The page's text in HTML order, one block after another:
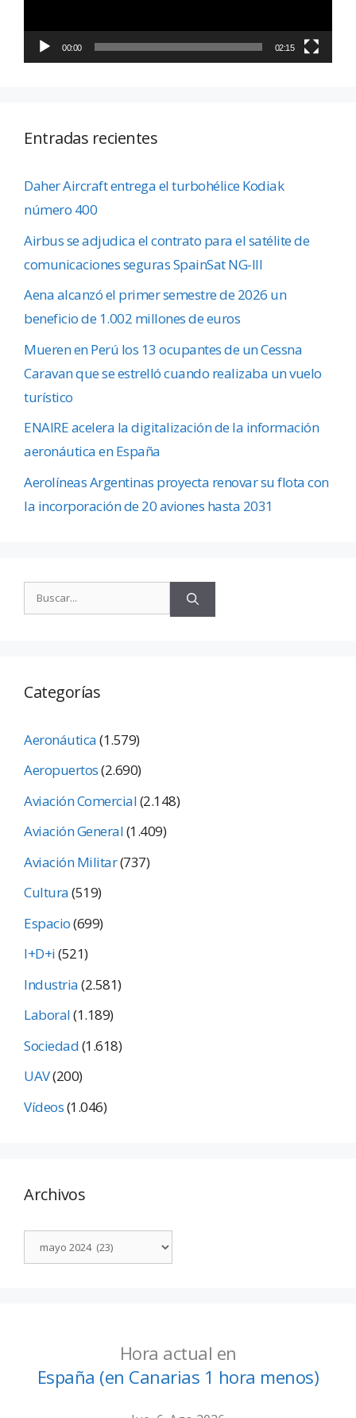
00:00 02:15
Entradas recientes
Daher Aircraft entrega el turbohélice Kodiak
número 400
Airbus se adjudica el contrato para el satélite de
comunicaciones seguras SpainSat NG-III
Aena alcanzó el primer semestre de 2026 un
beneficio de 1.002 millones de euros
Mueren en Perú los 13 ocupantes de un Cessna
Caravan que se estrelló cuando realizaba un vuelo
turístico
ENAIRE acelera la digitalización de la información
aeronáutica en España
Aerolíneas Argentinas proyecta renovar su flota con
la incorporación de 20 aviones hasta 2031
Categorías
Aeronáutica(1.579)
Aeropuertos(2.690)
Aviación Comercial(2.148)
Aviación General(1.409)
Aviación Militar(737)
Cultura(519)
Espacio(699)
I+D+i(521)
Industria(2.581)
Laboral(1.189)
Sociedad(1.618)
UAV(200)
Vídeos(1.046)
Archivos
Hora actual en
España (en Canarias 1 hora menos)